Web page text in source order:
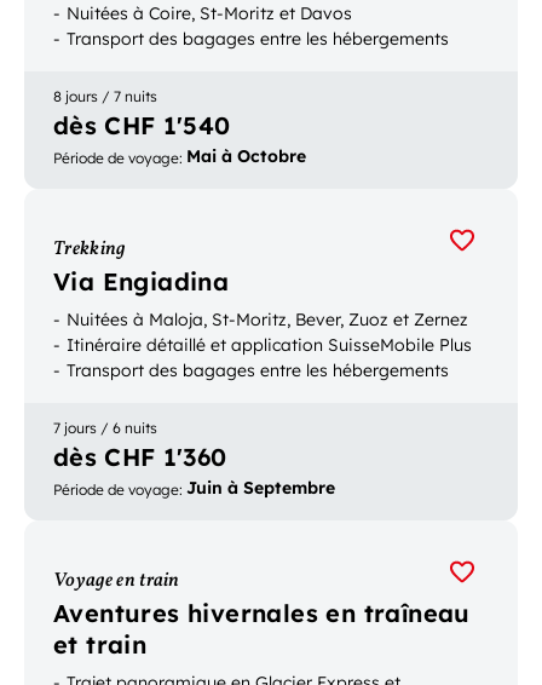
Nuitées à Coire, St-Moritz et Davos
Transport des bagages entre les hébergements
8 jours / 7 nuits
dès CHF 1'540
Période de voyage: Mai à Octobre
Trekking
Via Engiadina
Nuitées à Maloja, St-Moritz, Bever, Zuoz et Zernez
Itinéraire détaillé et application SuisseMobile Plus
Transport des bagages entre les hébergements
7 jours / 6 nuits
dès CHF 1'360
Période de voyage: Juin à Septembre
Voyage en train
Aventures hivernales en traîneau
et train